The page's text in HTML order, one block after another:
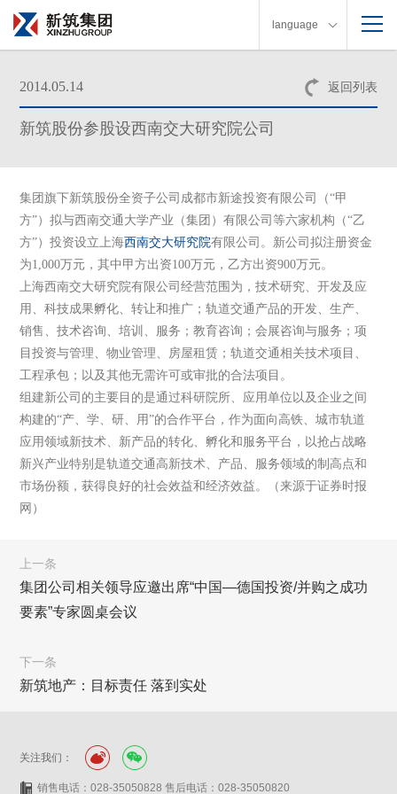
language
返回列表
2014.05.14
新筑股份参股设西南交大研究院公司
集团旗下新筑股份全资子公司成都市新途投资有限公司（“甲
方”）拟与西南交通大学产业（集团）有限公司等六家机构（“乙
方”）投资设立上海西南交大研究院有限公司。新公司拟注册资金
为1,000万元，其中甲方出资100万元，乙方出资900万元。
上海西南交大研究院有限公司经营范围为，技术研究、开发及应
用、科技成果孵化、转让和推广；轨道交通产品的开发、生产、
销售、技术咨询、培训、服务；教育咨询；会展咨询与服务；项
目投资与管理、物业管理、房屋租赁；轨道交通相关技术项目、
工程承包；以及其他无需许可或审批的合法项目。
组建新公司的主要目的是通过科研院所、应用单位以及企业之间
构建的“产、学、研、用”的合作平台，作为面向高铁、城市轨道
应用领域新技术、新产品的转化、孵化和服务平台，以抢占战略
新兴产业特别是轨道交通高新技术、产品、服务领域的制高点和
市场份额，获得良好的社会效益和经济效益。（来源于证券时报
网）
上一条
集团公司相关领导应邀出席“中国—德国投资/并购之成功
要素”专家圆桌会议
下一条
新筑地产：目标责任 落到实处
关注我们：
销售电话：028-35050828 售后电话：028-35050820